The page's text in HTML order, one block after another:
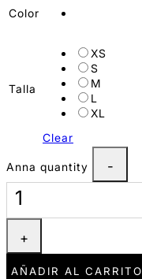
Color
Talla
XS
S
M
L
XL
Clear
Anna quantity
AÑADIR AL CARRITO